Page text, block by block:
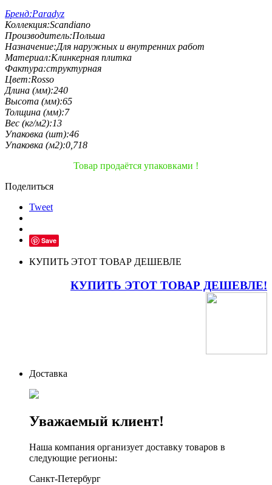
Бренд:Paradyz
Коллекция:Scandiano
Производитель:Польша
Назначение:Для наружных и внутренних работ
Материал:Клинкерная плитка
Фактура:структурная
Цвет:Rosso
Длина (мм):240
Высота (мм):65
Толщина (мм):7
Вес (кг/м2):13
Упаковка (шт):46
Упаковка (м2):0,718
Товар продаётся упаковками !
Поделиться
Tweet
Save
КУПИТЬ ЭТОТ ТОВАР ДЕШЕВЛЕ
КУПИТЬ ЭТОТ ТОВАР ДЕШЕВЛЕ!
Доставка
Уважаемый клиент!
Наша компания организует доставку товаров в
следующие регионы:
Санкт-Петербург